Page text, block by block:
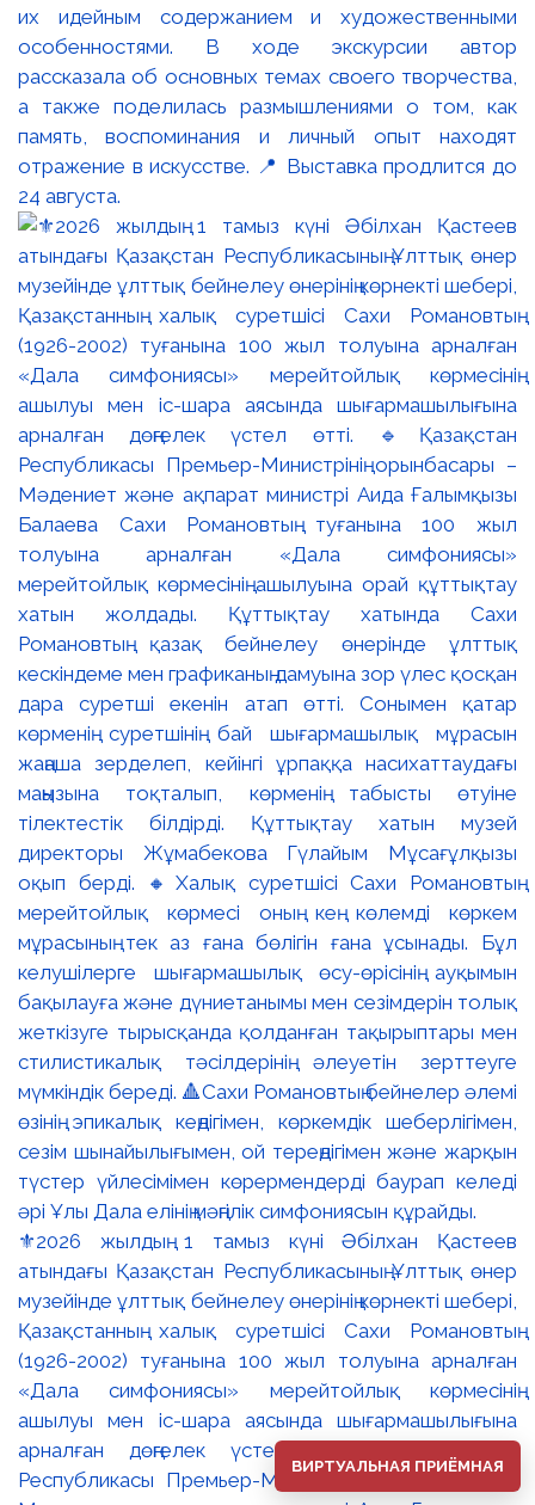
их идейным содержанием и художественными
особенностями. В ходе экскурсии автор
рассказала об основных темах своего творчества,
а также поделилась размышлениями о том, как
память, воспоминания и личный опыт находят
отражение в искусстве. 📍 Выставка продлится до
24 августа.
⚜️2026 жылдың 1 тамыз күні Әбілхан Қастеев
атындағы Қазақстан Республикасының Ұлттық өнер
музейінде ұлттық бейнелеу өнерінің көрнекті шебері,
Қазақстанның халық суретшісі Сахи Романовтың
(1926-2002) туғанына 100 жыл толуына арналған
«Дала симфониясы» мерейтойлық көрмесінің
ашылуы мен іс-шара аясында шығармашылығына
арналған дөңгелек үстел өтті. 🔹Қазақстан
Республикасы Премьер-Министрінің орынбасары –
ВИРТУАЛЬНАЯ ПРИЁМНАЯ